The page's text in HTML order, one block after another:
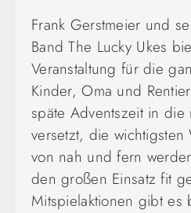
Frank Gerstmeier und
Band The Lucky Ukes
Veranstaltung für die
Kinder, Oma und
späte Adventszeit in die
versetzt, die wichtigsten
von nah und fern
den großen Einsatz fit
Mitspielaktionen gibt es